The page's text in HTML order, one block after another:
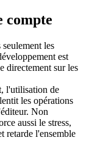
compte
les
est
directement sur les
l'utilisation de
les opérations
Non
aussi le stress,
retarde l'ensemble